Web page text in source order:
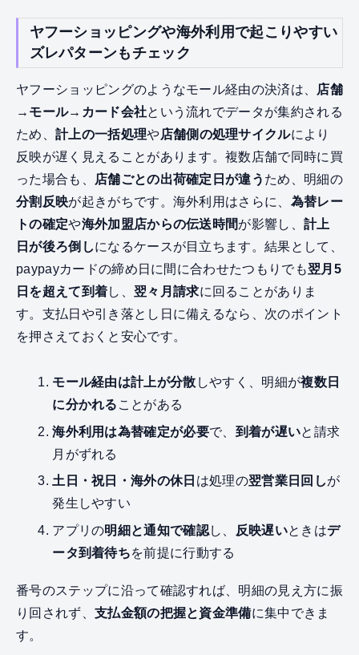
ヤフーショッピングや海外利用で起こりやすい
ズレパターンもチェック
ヤフーショッピングのようなモール経由の決済は、 店舗
→モール→カード会社という流れでデータが集約される
ため、 計上の一括処理や店舗側の処理サイクルにより
反映が遅く見えることがあります。複数店舗で同時に買
った場合も、 店舗ごとの出荷確定日が違う ため、明細の
分割反映が起きがちです。海外利用はさらに、 為替レー
トの確定や海外加盟店からの伝送時間が影響し、計上
日が後ろ倒しになるケースが目立ちます。結果として、
paypayカードの締め日に間に合わせたつもりでも翌月5
日を超えて到着し、 翌々月請求に回ることがありま
す。支払日や引き落とし日に備えるなら、次のポイント
を押さえておくと安心です。
モール経由は計上が分散 しやすく、明細が複数日
に分かれる ことがある
海外利用は為替確定が必要で、 到着が遅いと請求
月がずれる
土日・祝日・海外の休日 は処理の翌営業日回しが
発生しやすい
アプリの明細と通知で確認し、 反映遅いときはデ
ータ到着待ちを前提に行動する
番号のステップに沿って確認すれば、明細の見え方に振
り回されず、 支払金額の把握と資金準備に集中できま
す。